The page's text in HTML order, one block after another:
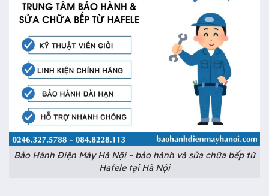
Bảo Hành Điện Máy Hà Nội – bảo hành và sửa chữa bếp từ
Hafele tại Hà Nội